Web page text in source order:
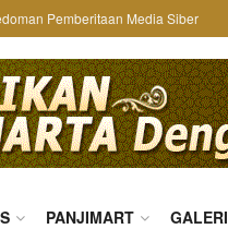
Pemberitaan Media Siber
PANJIMART GALERI